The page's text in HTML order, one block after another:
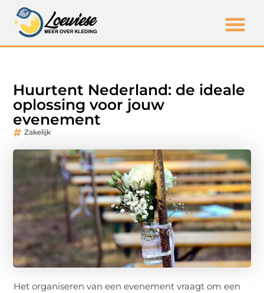
Huurtent Nederland: de ideale
oplossing voor jouw
evenement
Zakelijk
Het organiseren van een evenement vraagt om een